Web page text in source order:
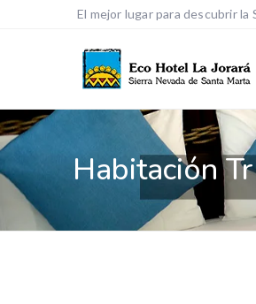
El mejor lugar para descubrir la
Habitación